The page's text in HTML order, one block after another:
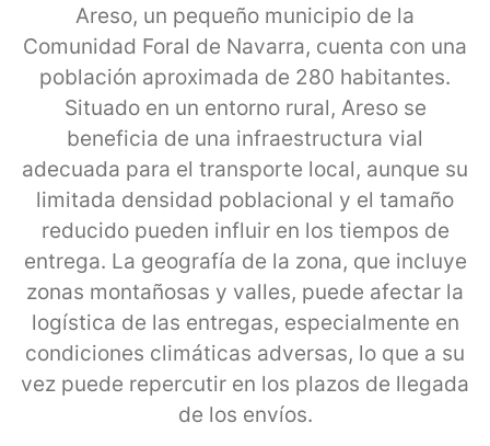
Areso, un pequeño municipio de la
Comunidad Foral de Navarra, cuenta con una
población aproximada de 280 habitantes.
Situado en un entorno rural, Areso se
beneficia de una infraestructura vial
adecuada para el transporte local, aunque su
limitada densidad poblacional y el tamaño
reducido pueden influir en los tiempos de
entrega. La geografía de la zona, que incluye
zonas montañosas y valles, puede afectar la
logística de las entregas, especialmente en
condiciones climáticas adversas, lo que a su
vez puede repercutir en los plazos de llegada
de los envíos.